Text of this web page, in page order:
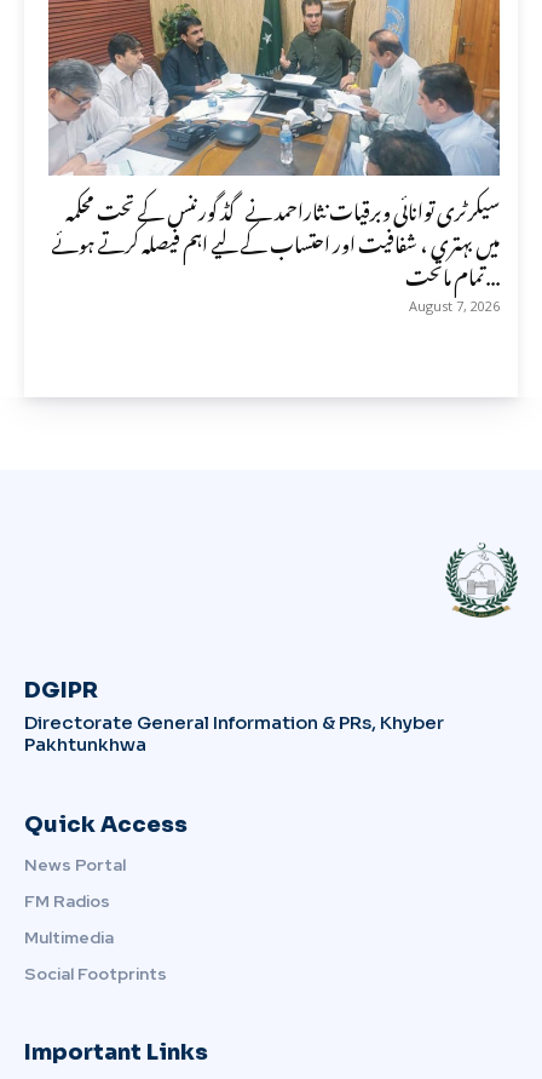
سیکرٹری توانائی وبرقیات نثاراحمد نے گڈ گورننس کے تحت محکمہ
میں بہتری ، شفافیت اور احتساب کے لیے اہم فیصلہ کرتے ہوئے
تمام ماتحت...
August 7, 2026
DGIPR
Directorate General Information & PRs, Khyber
Pakhtunkhwa
Quick Access
News Portal
FM Radios
Multimedia
Social Footprints
Important Links